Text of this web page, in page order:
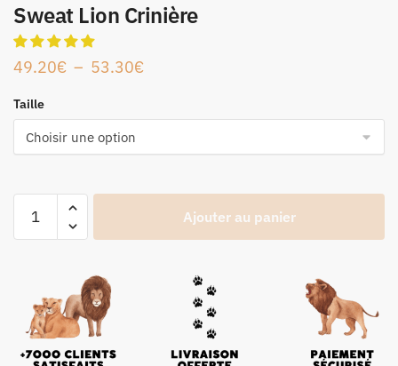
Sweat Lion Crinière
49.20€ – 53.30€
Taille
Ajouter au panier